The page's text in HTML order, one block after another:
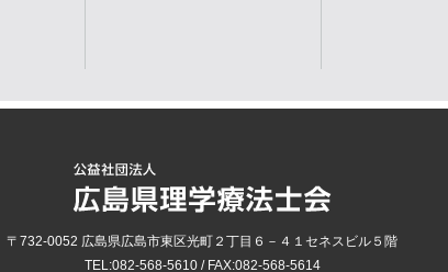
〒732-0052 広島県広島市東区光町２丁目６－４１セネスビル５階
TEL:082-568-5610/ FAX:082-568-5614